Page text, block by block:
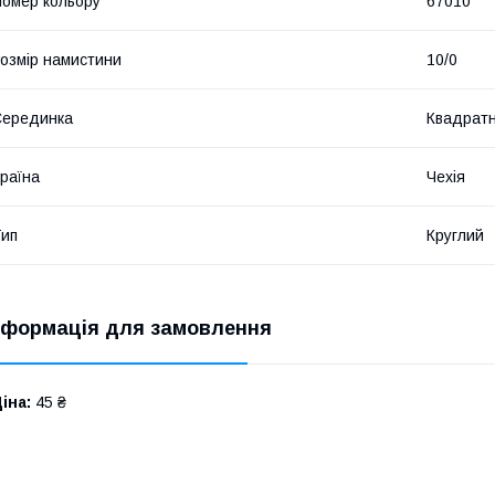
намистини 10/0
Чехія
Круглий
для замовлення
45 ₴